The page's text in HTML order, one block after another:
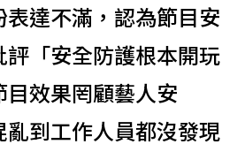
達不滿，認為節目安
「安全防護根本開玩
效果罔顧藝人安
到工作人員都沒發現